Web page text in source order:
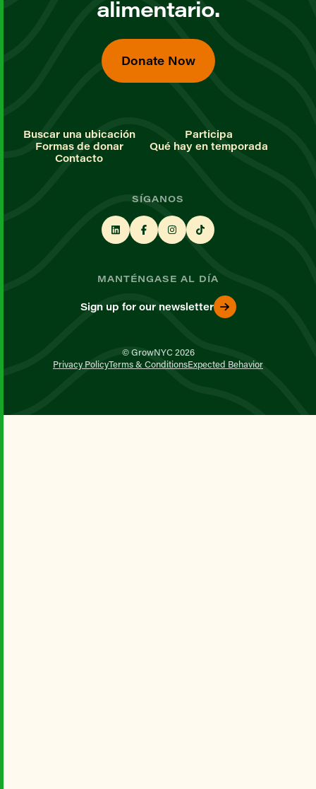
alimentario.
Donate Now
Buscar una ubicación
Participa
Formas de donar
Qué hay en temporada
Contacto
SÍGANOS
MANTÉNGASE AL DÍA
Sign up for our newsletter
© GrowNYC 2026
Privacy PolicyTerms & ConditionsExpected Behavior